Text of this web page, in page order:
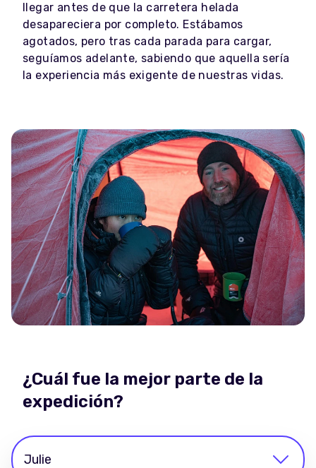
llegar antes de que la carretera helada
desapareciera por completo. Estábamos
agotados, pero tras cada parada para cargar,
seguíamos adelante, sabiendo que aquella sería
la experiencia más exigente de nuestras vidas.
¿Cuál fue la mejor parte de la
expedición?
Julie